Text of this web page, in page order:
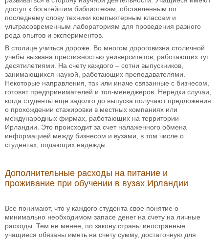
доступ к богатейшим библиотекам, обставленным по
последнему слову техники компьютерным классам и
ультрасовременным лабораториям для проведения разного
рода опытов и экспериментов.
В столице учиться дороже. Во многом дороговизна столичной
учебы вызвана престижностью университетов, работающих тут
десятилетиями. На счету каждого – сотни выпускников,
занимающихся наукой, работающих преподавателями.
Некоторые направления, так или иначе связанные с бизнесом,
готовят предпринимателей и топ-менеджеров. Нередки случаи,
когда студенты еще задолго до выпуска получают предложения
о прохождении стажировки в местных компаниях или
международных фирмах, работающих на территории
Ирландии. Это происходит за счет налаженного обмена
информацией между бизнесом и вузами, в том числе о
студентах, подающих надежды.
Дополнительные расходы на питание и
проживание при обучении в вузах Ирландии
Все понимают, что у каждого студента свое понятие о
минимально необходимом запасе денег на счету на личные
расходы. Тем не менее, по закону страны иностранные
учащиеся обязаны иметь на счету сумму, достаточную для